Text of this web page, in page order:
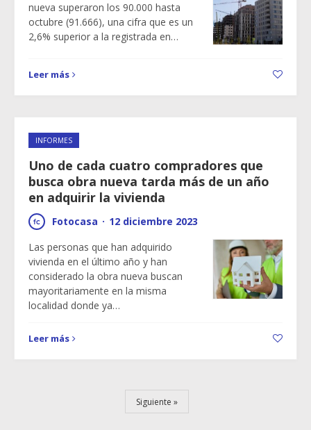
nueva superaron los 90.000 hasta
octubre (91.666), una cifra que es un
2,6% superior a la registrada en…
Leer más
INFORMES
Uno de cada cuatro compradores que
busca obra nueva tarda más de un año
en adquirir la vivienda
Fotocasa · 12 diciembre 2023
Las personas que han adquirido
vivienda en el último año y han
considerado la obra nueva buscan
mayoritariamente en la misma
localidad donde ya…
Leer más
Siguiente